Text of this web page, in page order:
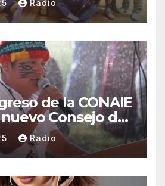
Radio
de la CONAIE
Consejo de
la CONAIE 2025–
Radio